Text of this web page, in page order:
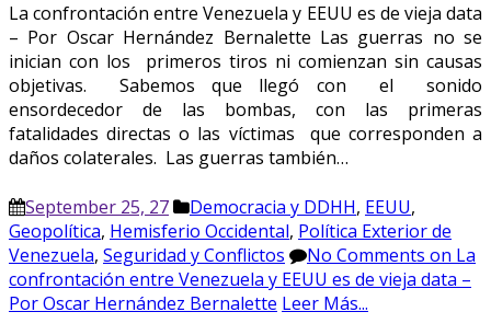
La confrontación entre Venezuela y EEUU es de vieja data
– Por Oscar Hernández Bernalette Las guerras no se
inician con los primeros tiros ni comienzan sin causas
objetivas. Sabemos que llegó con el sonido
ensordecedor de las bombas, con las primeras
fatalidades directas o las víctimas que corresponden a
daños colaterales. Las guerras también…
September 25, 27 Democracia y DDHH, EEUU,
Geopolítica, Hemisferio Occidental, Política Exterior de
Venezuela, Seguridad y Conflictos No Comments on La
confrontación entre Venezuela y EEUU es de vieja data –
Por Oscar Hernández Bernalette Leer Más...